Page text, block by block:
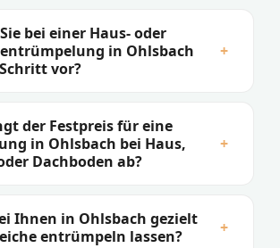
bei einer Haus- oder
in Ohlsbach
vor?
+
der Festpreis für eine
in Ohlsbach bei Haus,
Dachboden ab?
+
Ihnen in Ohlsbach gezielt
entrümpeln lassen?
+